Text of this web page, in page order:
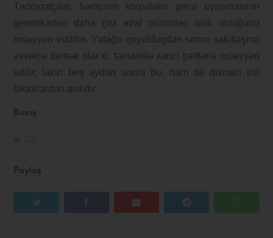
Baxış
Paylaş
Tədqiqatçılar, həmçinin körpələrin gecə oyanmasının
genetikadan daha çox ətraf mühitdən asılı olduğunu
müəyyən ediblər. Yatağa qoyulduqdan sonra sakitləşmə
əvvəlcə demək olar ki, tamamilə xarici şərtlərlə müəyyən
edilir, lakin beş aydan sonra bu, həm də qismən irsi
faktorlardan asılıdır.